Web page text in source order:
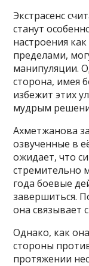
Экстрасенс
станут
настроения
пределами,
манипуляции.
сторона, имея
избежит этих
мудрым
Ахметжанова
озвученные в
ожидает, что
стремительно
года боевые
завершиться.
она связывает
Однако, как
стороны
протяжении